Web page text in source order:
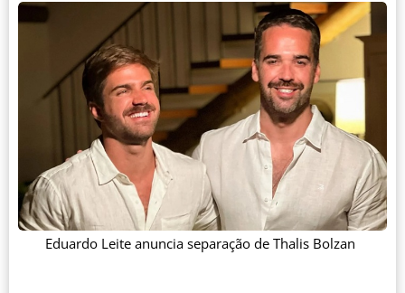
Eduardo Leite anuncia separação de Thalis Bolzan